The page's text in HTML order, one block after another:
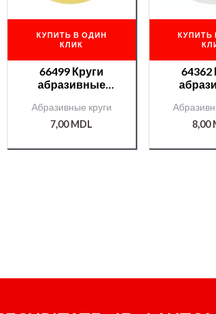
КУПИТЬ В ОДИН
КЛИК
66499 Круги
абразивные
PLUS 15отв. P400
Абразивные круги
7,00MDL
КУПИТЬ
64362
8,00